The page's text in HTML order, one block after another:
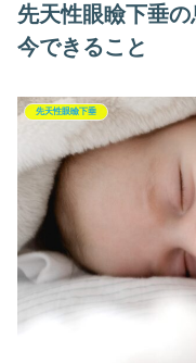
先天性眼瞼下垂
今できること
先天性眼瞼下垂